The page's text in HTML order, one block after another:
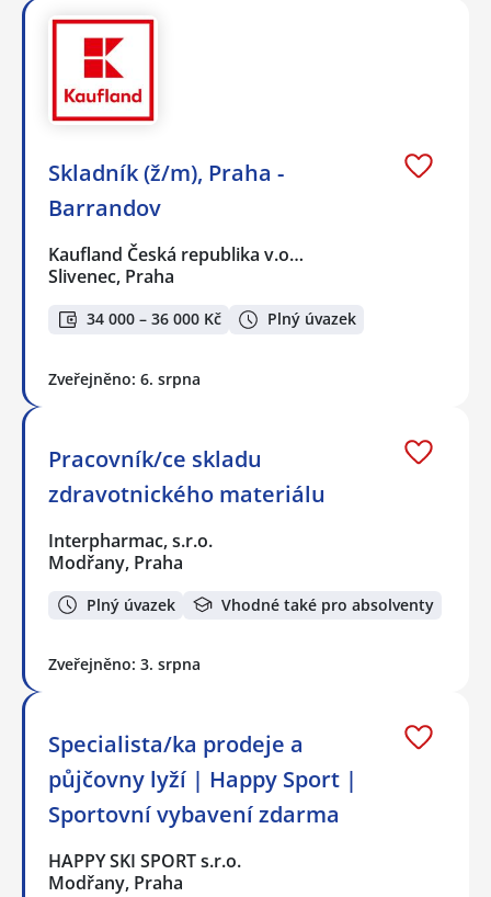
Skladník (ž/m), Praha -
Barrandov
Kaufland Česká republika v.o…
Slivenec, Praha
34 000 – 36 000 Kč Plný úvazek
Zveřejněno: 6. srpna
Pracovník/ce skladu
zdravotnického materiálu
Interpharmac, s.r.o.
Modřany, Praha
Plný úvazek Vhodné také pro absolventy
Zveřejněno: 3. srpna
Specialista/ka prodeje a
půjčovny lyží | Happy Sport |
Sportovní vybavení zdarma
HAPPY SKI SPORT s.r.o.
Modřany, Praha